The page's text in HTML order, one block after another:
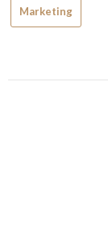
Marketing